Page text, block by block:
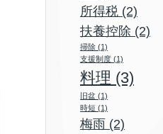
所得税 (2)
扶養控除 (2)
掃除 (1)
支援制度 (1)
料理 (3)
旧盆 (1)
時短 (1)
梅雨 (2)